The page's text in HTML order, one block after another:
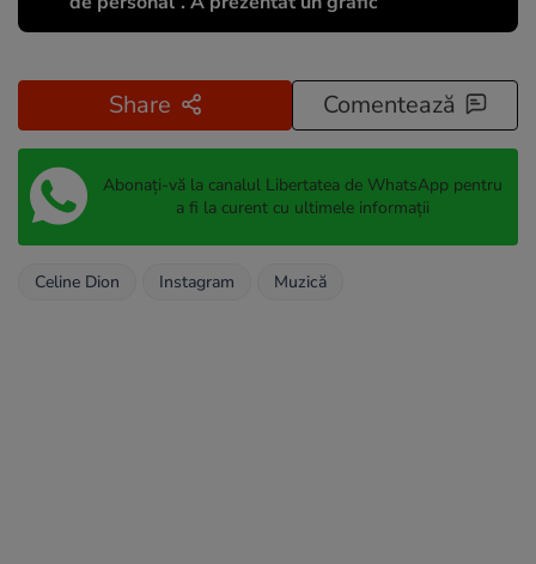
Share Comentează
Abonați-vă la canalul Libertatea de WhatsApp pentru
a fi la curent cu ultimele informații
Celine Dion Instagram Muzică